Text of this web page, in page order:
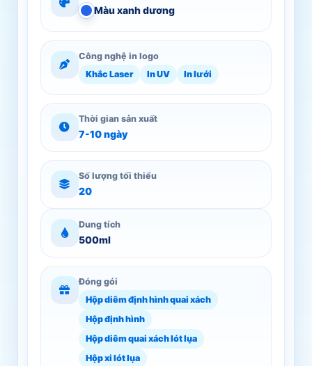
Màu xanh dương
Công nghệ in logo
Khắc Laser
In UV In lưới
Thời gian sản xuất
7-10 ngày
Số lượng tối thiểu
20
Dung tích
500ml
Đóng gói
Hộp diêm định hình quai xách
Hộp định hình
Hộp diêm quai xách lót lụa
Hộp xi lót lụa